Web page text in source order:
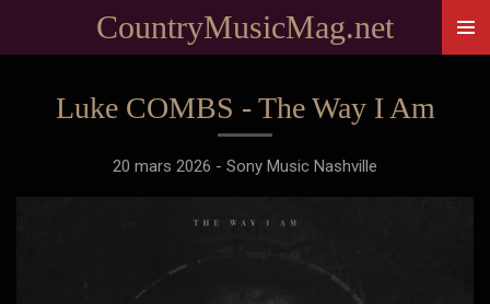
au
principal
CountryMusicMag.net
Luke COMBS - The Way I Am
20 mars 2026 - Sony Music Nashville